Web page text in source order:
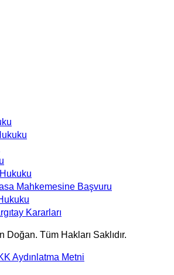
Mahkemesine Başvuru
Kararları
Doğan. Tüm Hakları Saklıdır.
Aydınlatma Metni